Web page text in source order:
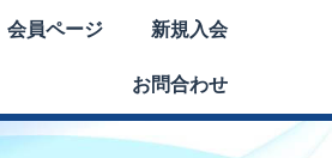
会員ページ 新規入会
お問合わせ